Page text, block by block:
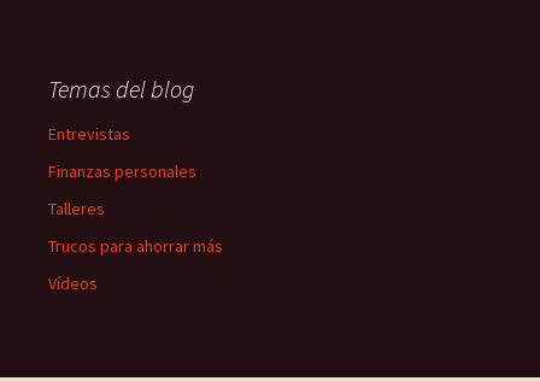
Temas del blog
Entrevistas
Finanzas personales
Talleres
Trucos para ahorrar más
Vídeos